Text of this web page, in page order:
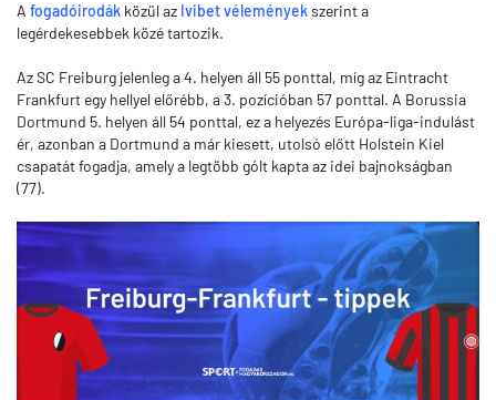
A fogadóirodák közül az Ivibet véleményekszerint a
legérdekesebbek közé tartozik.
Az SC Freiburg jelenleg a 4. helyen áll 55 ponttal, míg az Eintracht
Frankfurt egy hellyel előrébb, a 3. pozícióban 57 ponttal. A Borussia
Dortmund 5. helyen áll 54 ponttal, ez a helyezés Európa-liga-indulást
ér, azonban a Dortmund a már kiesett, utolsó előtt Holstein Kiel
csapatát fogadja, amely a legtöbb gólt kapta az idei bajnokságban
(77).